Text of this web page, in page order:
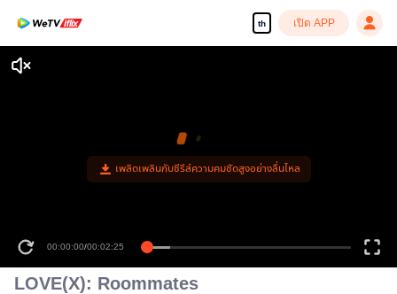
th เปิด APP
เพลิดเพลินกับซีรีส์ความคมชัดสูงอย่างลื่นไหล
00:00:00/00:02:25
LOVE(X): Roommates